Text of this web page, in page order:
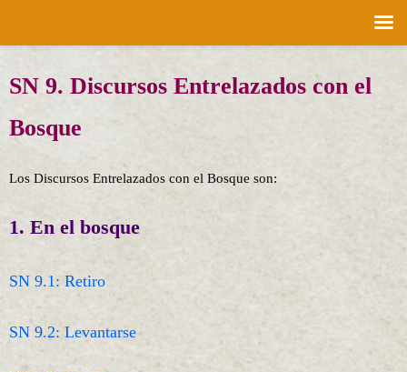
SN 9. Discursos Entrelazados con el
Bosque
Los Discursos Entrelazados con el Bosque son:
1. En el bosque
SN 9.1: Retiro
SN 9.2: Levantarse